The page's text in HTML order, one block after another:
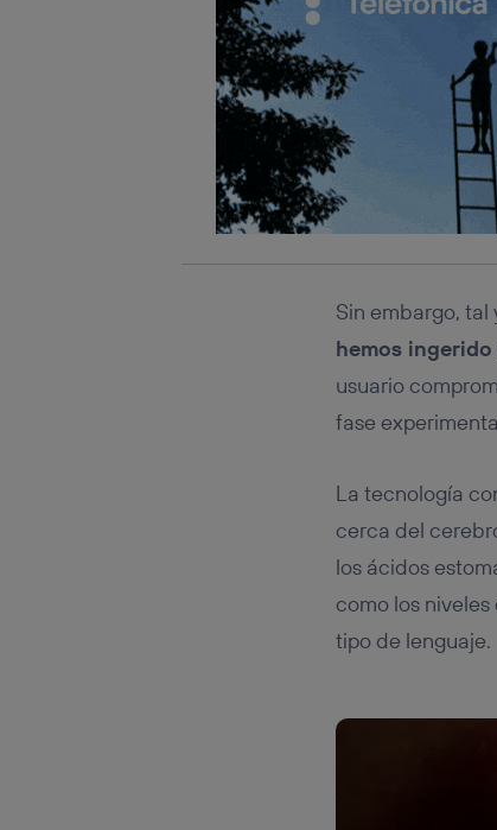
Sin embargo, tal
hemos ingerido
usuario
fase
La tecnología
cerca del
los ácidos
como los
tipo de lenguaje.